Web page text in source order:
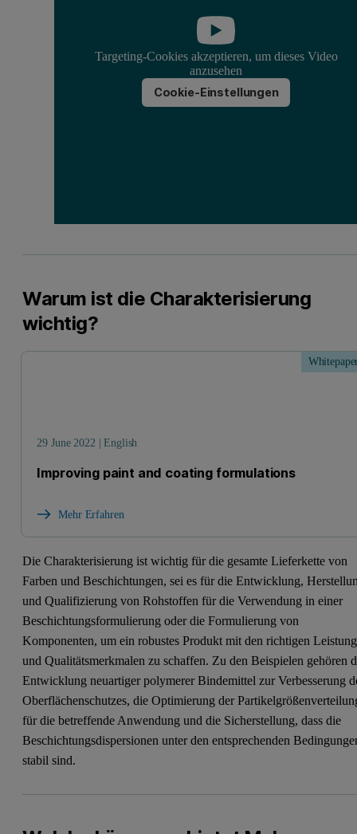
Targeting-Cookies akzeptieren, um dieses Video
anzusehen
Cookie-Einstellungen
Warum ist die Charakterisierung
wichtig?
29 June 2022 | English
Improving paint and coating formulations
Mehr Erfahren
Die Charakterisierung ist wichtig für die gesamte Lieferkette von
Farben und Beschichtungen, sei es für die Entwicklung,
und Qualifizierung von Rohstoffen für die Verwendung in einer
Beschichtungsformulierung oder die Formulierung von
Komponenten, um ein robustes Produkt mit den richtigen
und Qualitätsmerkmalen zu schaffen. Zu den Beispielen gehören
Entwicklung neuartiger polymerer Bindemittel zur Verbesserung
Oberflächenschutzes, die Optimierung der
für die betreffende Anwendung und die Sicherstellung, dass die
Beschichtungsdispersionen unter den entsprechenden
stabil sind.